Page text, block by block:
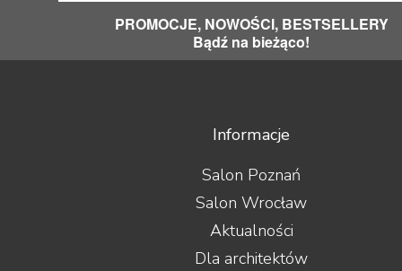
PROMOCJE, NOWOŚCI, BESTSELLERY
Bądź na bieżąco!
Informacje
Salon Poznań
Salon Wrocław
Aktualności
Dla architektów